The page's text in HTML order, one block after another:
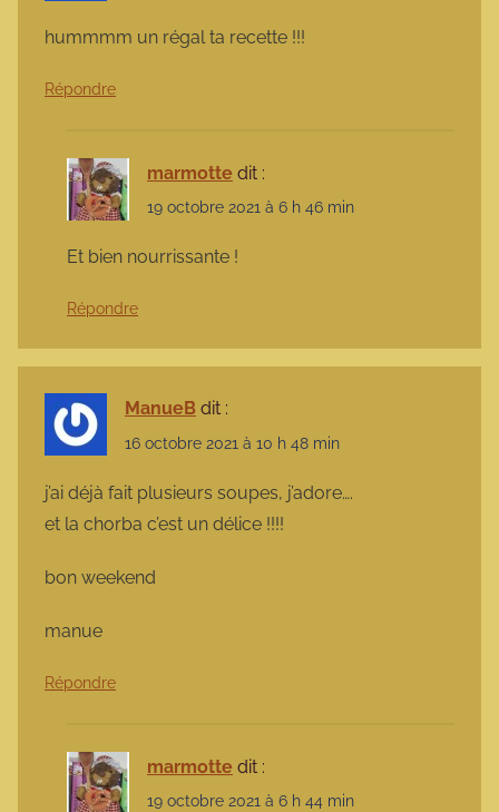
hummmm un régal ta recette !!!
Répondre
marmotte dit :
19 octobre 2021 à 6 h 46 min
Et bien nourrissante !
Répondre
ManueB dit :
16 octobre 2021 à 10 h 48 min
j’ai déjà fait plusieurs soupes, j’adore….
et la chorba c’est un délice !!!!
bon weekend
manue
Répondre
marmotte dit :
19 octobre 2021 à 6 h 44 min